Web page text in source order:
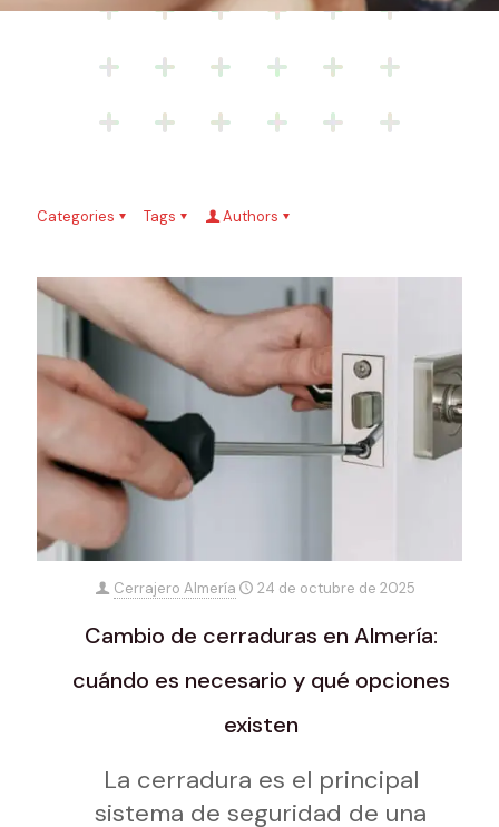
Categories Tags Authors
Cerrajero Almería 24 de octubre de 2025
Cambio de cerraduras en Almería:
cuándo es necesario y qué opciones
existen
La cerradura es el principal
sistema de seguridad de una